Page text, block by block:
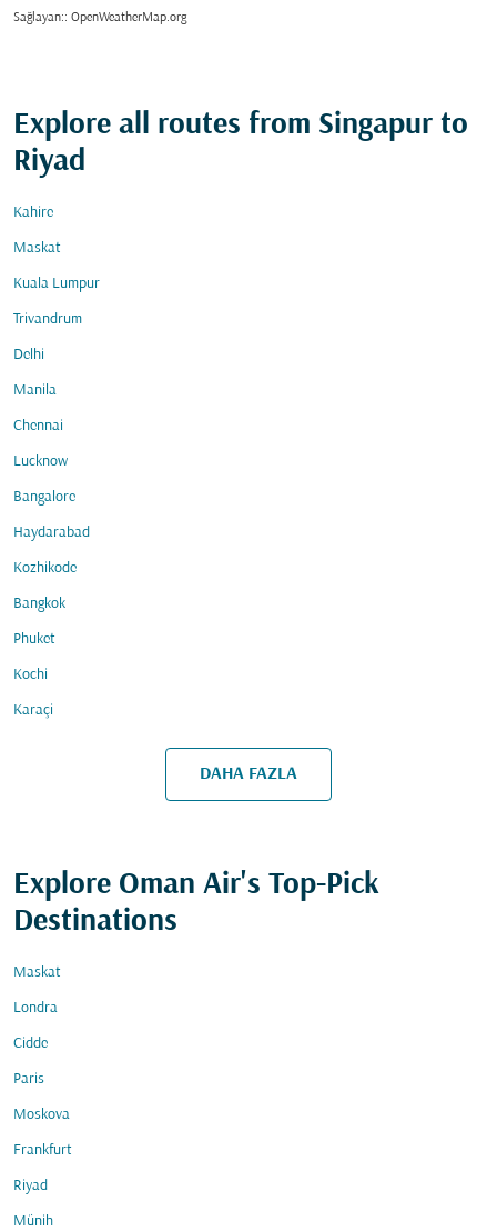
Sağlayan:: OpenWeatherMap.org
Explore all routes from Singapur to
Riyad
Kahire
Maskat
Kuala Lumpur
Trivandrum
Delhi
Manila
Chennai
Lucknow
Bangalore
Haydarabad
Kozhikode
Bangkok
Phuket
Kochi
Karaçi
DAHA FAZLA
Explore Oman Air's Top-Pick
Destinations
Maskat
Londra
Cidde
Paris
Moskova
Frankfurt
Riyad
Münih